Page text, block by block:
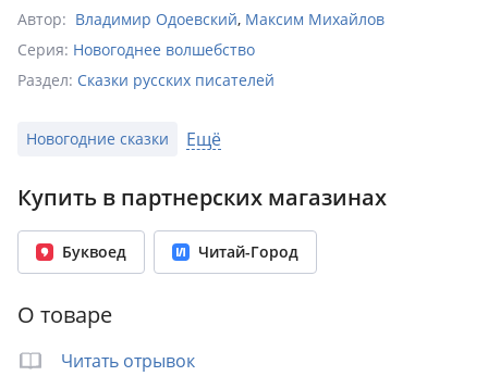
Автор: Владимир Одоевский, Максим Михайлов
Серия: Новогоднее волшебство
Раздел: Сказки русских писателей
ISBN: 978-5-17-146661-9
Переплет: Твёрдый переплёт
Бумага: офсет
Формат: 215x290 мм
Новогодние сказки Ещё
Купить в партнерских магазинах
Буквоед Читай-Город
О товаре
Читать отрывок